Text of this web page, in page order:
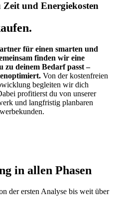
Zeit und Energiekosten
für einen smarten und
finden wir eine
zu deinem Bedarf passt –
Von der kostenfreien
begleiten wir dich
profitierst du von unserer
und langfristig planbaren
in allen Phasen
der ersten Analyse bis weit über